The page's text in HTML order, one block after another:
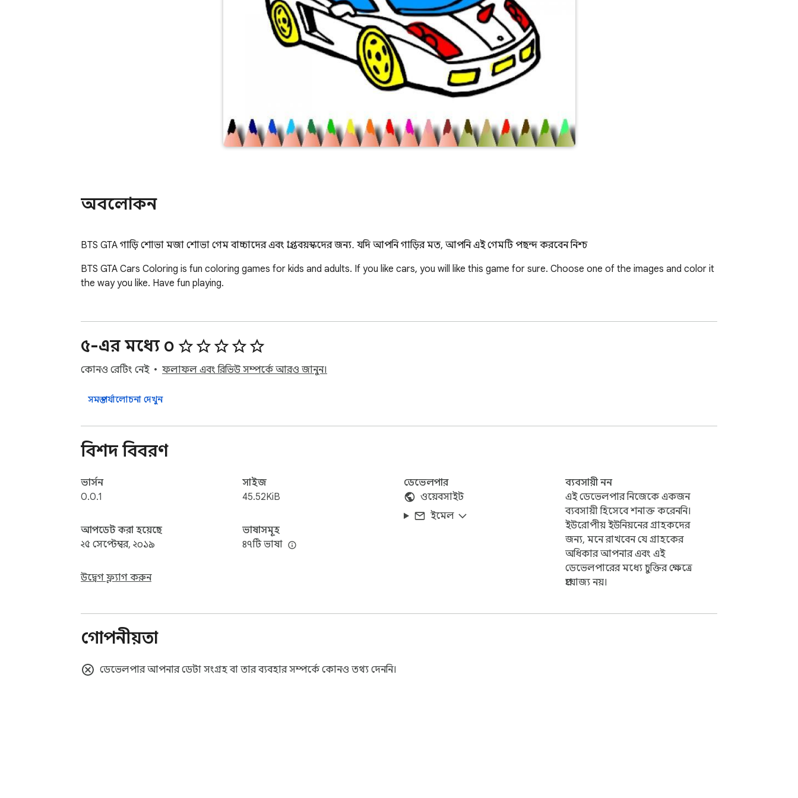
অবলোকন
BTS GTA গাড়ি শোভা মজা শোভা গেম বাচ্চাদের এবং প্রাপ্তবয়স্কদের জন্য. যদি আপনি গাড়ির মত, আপনি এই গেমটি পছন্দ করবেন নিশ্চ
BTS GTA Cars Coloring is fun coloring games for kids and adults. If you like cars, you will like this game for sure. Choose one of the images and color it
the way you like. Have fun playing.
৫-এর মধ্যে ০
কোনও রেটিং নেই ফলাফল এবং রিভিউ সম্পর্কে আরও জানুন।
সমস্ত পর্যালোচনা দেখুন
বিশদ বিবরণ
ভার্সন
0.0.1
আপডেট করা হয়েছে
২৫ সেপ্টেম্বর, ২০১৯
উদ্বেগ ফ্ল্যাগ করুন
সাইজ
45.52KiB
ভাষাসমূহ
৪৭টি ভাষা
ডেভেলপার
ওয়েবসাইট
ইমেল
ব্যবসায়ী নন
এই ডেভেলপার নিজেকে একজন
ব্যবসায়ী হিসেবে শনাক্ত করেননি।
ইউরোপীয় ইউনিয়নের গ্রাহকদের
জন্য, মনে রাখবেন যে গ্রাহকের
অধিকার আপনার এবং এই
ডেভেলপারের মধ্যে চুক্তির ক্ষেত্রে
প্রযোজ্য নয়।
গোপনীয়তা
ডেভেলপার আপনার ডেটা সংগ্রহ বা তার ব্যবহার সম্পর্কে কোনও তথ্য দেননি।